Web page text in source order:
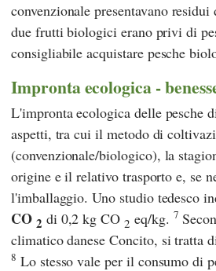
convenzionale presentavano
due frutti biologici erano privi di
consigliabile acquistare pesche
Impronta ecologica -
L'impronta ecologica delle pesche
aspetti, tra cui il metodo di
(convenzionale/biologico), la
origine e il relativo trasporto e, se
l'imballaggio. Uno studio tedesco
CO 2 di 0,2 kg CO2 eq/kg. 7
climatico daneseConcito, si tratta
8 Lo stesso vale per il consumo di